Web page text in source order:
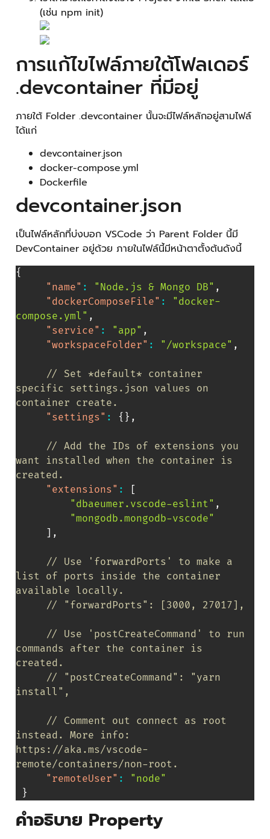
(เช่น npm init)
การแก้ไขไฟล์ภายใต้โฟลเดอร์
.devcontainer ที่มีอยู่
ภายใต้ Folder .devcontainer นั้นจะมีไฟล์หลักอยู่สามไฟล์
ได้แก่
devcontainer.json
docker-compose.yml
Dockerfile
devcontainer.json
เป็นไฟล์หลักที่บ่งบอก VSCode ว่า Parent Folder นี้มี
DevContainer อยู่ด้วย ภายในไฟล์นี้มีหน้าตาตั้งต้นดังนี้
{
"name" : "Node.js & Mongo DB" ,
"dockerComposeFile" :
"docker-
compose.yml" ,
"service" : "app" ,
"workspaceFolder" : "/workspace" ,
// Set *default* container
specific settings.json values on
container create.
"settings" : { } ,
// Add the IDs of extensions you
want installed when the container is
created.
"extensions" :
[
"dbaeumer.vscode-eslint" ,
"mongodb.mongodb-vscode"
] ,
// Use 'forwardPorts' to make a
list of ports inside the container
available locally.
// "forwardPorts": [3000, 27017],
// Use 'postCreateCommand' to run
commands after the container is
created.
// "postCreateCommand": "yarn
install",
// Comment out connect as root
instead. More info:
https://aka.ms/vscode-
remote/containers/non-root.
"remoteUser" :
"node"
}
คำอธิบาย Property